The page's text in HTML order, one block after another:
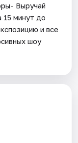
Выручай
15 минут до
и все
шоу